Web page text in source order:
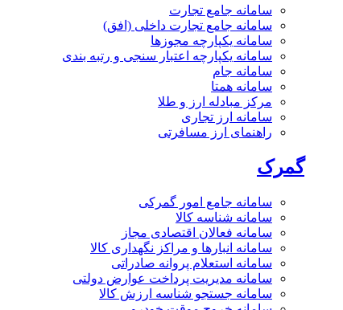
سامانه جامع تجارت
سامانه جامع تجارت داخلی (افق)
سامانه یکپارچه مجوزها
سامانه یکپارچه اعتبار سنجی و رتبه بندی
سامانه جام
سامانه همتا
مرکز مبادله ارز و طلا
سامانه ارز تجاری
راهنمای ارز مسافرتی
گمرک
سامانه جامع امور گمرکی
سامانه شناسه کالا
سامانه فعالان اقتصادی مجاز
سامانه انبارها و مراکز نگهداری کالا
سامانه استعلام پروانه صادراتی
سامانه مدیریت پرداخت عوارض دولتی
سامانه جستجو شناسه ارزش کالا